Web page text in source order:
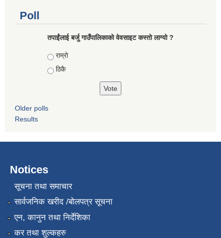
Poll
तपाईंलाई बर्जु गाउँपालिकाको वेवसाइट कस्तो लाग्यो ?
Choices
राम्राे
ठिकै
Older polls
Results
Notices
सूचना तथा समाचार
सार्वजनिक खरीद /बोलपत्र सूचना
एन, कानुन तथा निर्देशिका
कर तथा शुल्कहरु